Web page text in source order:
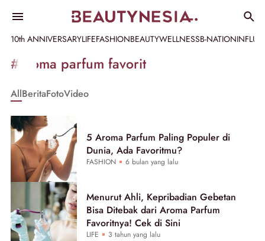
10th ANNIVERSARYLIFEFASHIONBEAUTYWELLNESSB-NATION
Informasi
[GET_DATA_TITLE]
Beautynesia
#aroma parfum favorit
AllBeritaFotoVideo
5 Aroma Parfum Paling Populer di
Dunia, Ada Favoritmu?
FASHION 6 bulan yang lalu
Menurut Ahli, Kepribadian Gebetan
Bisa Ditebak dari Aroma Parfum
Favoritnya! Cek di Sini
LIFE 3 tahun yang lalu